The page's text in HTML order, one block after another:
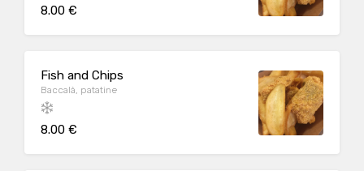
8.00 €
Fish and Chips
Baccalà, patatine
8.00 €